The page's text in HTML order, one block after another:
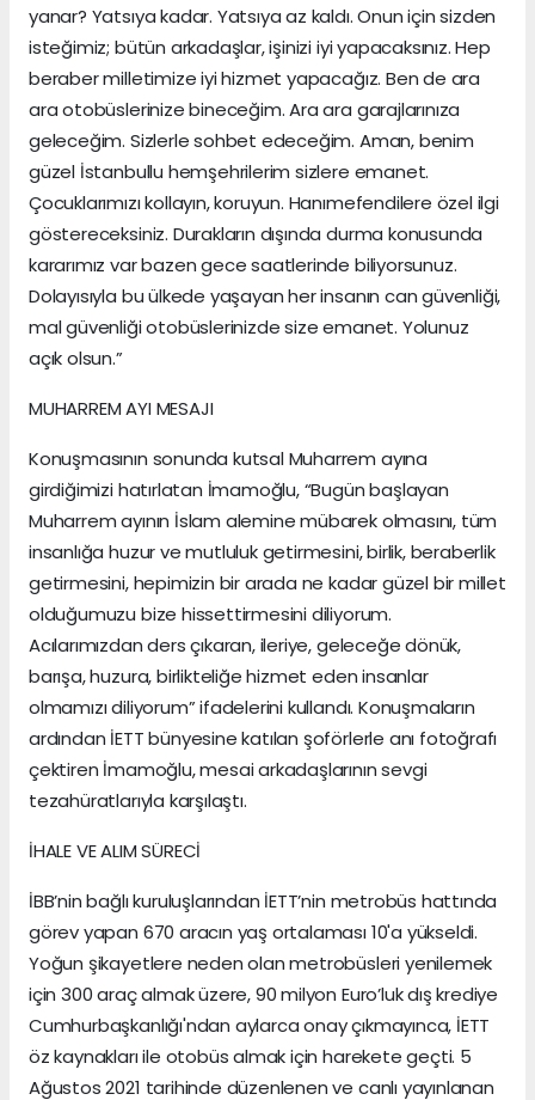
yanar? Yatsıya kadar. Yatsıya az kaldı. Onun için sizden
isteğimiz; bütün arkadaşlar, işinizi iyi yapacaksınız. Hep
beraber milletimize iyi hizmet yapacağız. Ben de ara
ara otobüslerinize bineceğim. Ara ara garajlarınıza
geleceğim. Sizlerle sohbet edeceğim. Aman, benim
güzel İstanbullu hemşehrilerim sizlere emanet.
Çocuklarımızı kollayın, koruyun. Hanımefendilere özel ilgi
göstereceksiniz. Durakların dışında durma konusunda
kararımız var bazen gece saatlerinde biliyorsunuz.
Dolayısıyla bu ülkede yaşayan her insanın can güvenliği,
mal güvenliği otobüslerinizde size emanet. Yolunuz
açık olsun.”
MUHARREM AYI MESAJI
Konuşmasının sonunda kutsal Muharrem ayına
girdiğimizi hatırlatan İmamoğlu, “Bugün başlayan
Muharrem ayının İslam alemine mübarek olmasını, tüm
insanlığa huzur ve mutluluk getirmesini, birlik, beraberlik
getirmesini, hepimizin bir arada ne kadar güzel bir millet
olduğumuzu bize hissettirmesini diliyorum.
Acılarımızdan ders çıkaran, ileriye, geleceğe dönük,
barışa, huzura, birlikteliğe hizmet eden insanlar
olmamızı diliyorum” ifadelerini kullandı. Konuşmaların
ardından İETT bünyesine katılan şoförlerle anı fotoğrafı
çektiren İmamoğlu, mesai arkadaşlarının sevgi
tezahüratlarıyla karşılaştı.
İHALE VE ALIM SÜRECİ
İBB’nin bağlı kuruluşlarından İETT’nin metrobüs hattında
görev yapan 670 aracın yaş ortalaması 10'a yükseldi.
Yoğun şikayetlere neden olan metrobüsleri yenilemek
için 300 araç almak üzere, 90 milyon Euro’luk dış krediye
Cumhurbaşkanlığı'ndan aylarca onay çıkmayınca, İETT
öz kaynakları ile otobüs almak için harekete geçti. 5
Ağustos 2021 tarihinde düzenlenen ve canlı yayınlanan